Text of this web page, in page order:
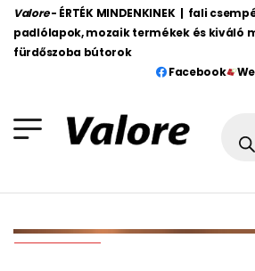
Valore - ÉRTÉK MINDENKINEK | fali
padlólapok, mozaik termékek és kiváló
fürdőszoba bútorok
Facebook